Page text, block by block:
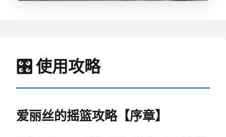
🎛️ 使用攻略
爱丽丝的摇篮攻略【序章】